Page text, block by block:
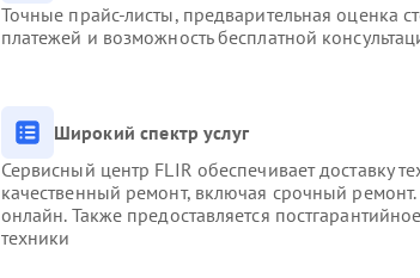
Точные прайс-листы, предварительная оценка
платежей и возможность бесплатной
Широкий спектр услуг
Сервисный центр FLIR обеспечивает доставку
качественный ремонт, включая срочный ремонт.
онлайн. Также предоставляется
техники